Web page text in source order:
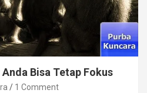
Bisa Tetap Fokus
1 Comment